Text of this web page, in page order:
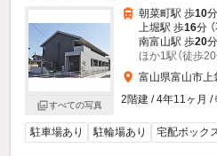
すべての写真
朝菜町駅 歩10
上堀駅 歩16分
南富山駅 歩20
ほか1駅（徒歩20
富山県富山市上
2階建 / 4年11ヶ月 /
駐車場あり 駐輪場あり 宅配ボック